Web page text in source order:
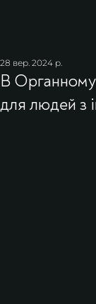
В Органному
для людей з
28 вер. 2024 р.